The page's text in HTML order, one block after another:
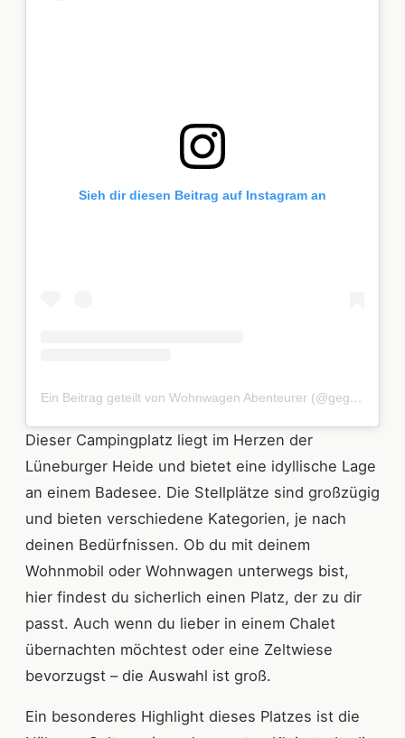
Sieh dir diesen Beitrag auf Instagram an
Ein Beitrag geteilt von Wohnwagen Abenteurer (@gegessen.wird.unterwegs)
Dieser Campingplatz liegt im Herzen der
Lüneburger Heide und bietet eine idyllische Lage
an einem Badesee. Die Stellplätze sind großzügig
und bieten verschiedene Kategorien, je nach
deinen Bedürfnissen. Ob du mit deinem
Wohnmobil oder Wohnwagen unterwegs bist,
hier findest du sicherlich einen Platz, der zu dir
passt. Auch wenn du lieber in einem Chalet
übernachten möchtest oder eine Zeltwiese
bevorzugst – die Auswahl ist groß.
Ein besonderes Highlight dieses Platzes ist die